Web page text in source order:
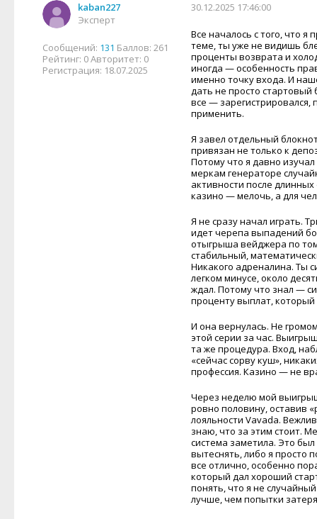
kaban227
Эксперт
Сообщений: 131 Баллов: 261
Рейтинг: 0Авторитет: 0
Регистрация: 18.07.2025
30.12.2025 17:46:00
Все началось с того, что я
теме, ты уже не видишь
проценты возврата и
иногда — особенность
именно точку входа. И
дать не просто стартовый
все —
применить.
Я завел отдельный
привязан не только к
Потому что я давно
меркам генераторе
активности после
казино — мелочь, а для
Я не сразу начал играть.
идет черепа выпадений
отыгрыша вейджера по
стабильный,
Никакого адреналина. Ты
легком минусе, около
ждал. Потому что знал —
проценту выплат, который
И она вернулась. Не
этой серии за час.
та же процедура. Вход,
«сейчас сорву куш»,
профессия. Казино — не
Через неделю мой
ровно половину, оставив
лояльности Vavada.
знаю, что за этим стоит.
система заметила. Это
вытеснять, либо я просто
все отлично, особенно
который дал хороший
понять, что я не
лучше, чем попытки